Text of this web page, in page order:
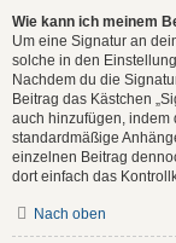
Wie kann ich meinem
Um eine Signatur an
solche in den
Nachdem du die
Beitrag das Kästchen
auch hinzufügen,
standardmäßige
einzelnen Beitrag
dort einfach das
Nach oben